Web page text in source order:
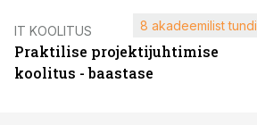
IT KOOLITUS
Praktilise projektijuhtimise
koolitus - baastase
8 akadeemilist tundi